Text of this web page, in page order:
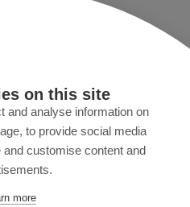
on this site
and analyse information on
to provide social media
customise content and
more
Newsletter